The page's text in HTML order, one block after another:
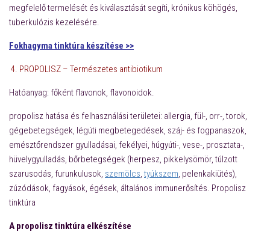
megfelelő termelését és kiválasztását segíti, krónikus köhögés,
tuberkulózis kezelésére.
Fokhagyma tinktúra készítése >>
4. PROPOLISZ – Természetes antibiotikum
Hatóanyag: főként flavonok, flavonoidok.
propolisz hatása és felhasználási területei: allergia, fül-, orr-, torok,
gégebetegségek, légúti megbetegedések, száj- és fogpanaszok,
emésztőrendszer gyulladásai, fekélyei, húgyúti-, vese-, prosztata-,
hüvelygyulladás, bőrbetegségek (herpesz, pikkelysömör, túlzott
szarusodás, furunkulusok, szemölcs, tyúkszem, pelenkakiütés),
zúzódások, fagyások, égések, általános immunerősítés. Propolisz
tinktúra
A propolisz tinktúra elkészítése